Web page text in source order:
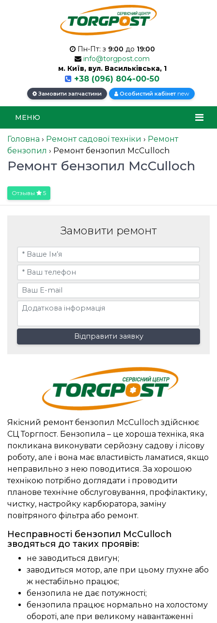
Пн-Пт: з 9:00 до 19:00
info@torgpost.com
м. Київ, вул. Васильківська, 1
+38 (096) 804-00-50
Замовити запчастини Особистий кабінет new
МЕНЮ
Головна › Ремонт садової техніки › Ремонт
бензопил › Ремонт бензопил McCulloch
Ремонт бензопил McCulloch
Отзывы 5
Якісний ремонт бензопил McCulloch здійснює
СЦ Торгпост. Бензопила – це хороша техніка, яка
покликана виконувати серйозну садову і лісову
роботу, але і вона має властивість ламатися, якщо
неправильно з нею поводитися. За хорошою
технікою потрібно доглядати і проводити
планове технічне обслуговування, профілактику,
чистку, настройку карбюратора, заміну
повітряного фільтра або ремонт.
Несправності бензопил McCulloch
зводяться до таких проявів:
не заводиться двигун;
заводиться мотор, але при цьому глухне або
ж нестабільно працює;
бензопила не дає потужності;
бензопила працює нормально на холостому
обороті, але при великому навантаженні
Замовити ремонт
Відправити заявку